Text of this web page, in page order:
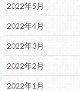
2022年5月
2022年4月
2022年3月
2022年2月
2022年1月